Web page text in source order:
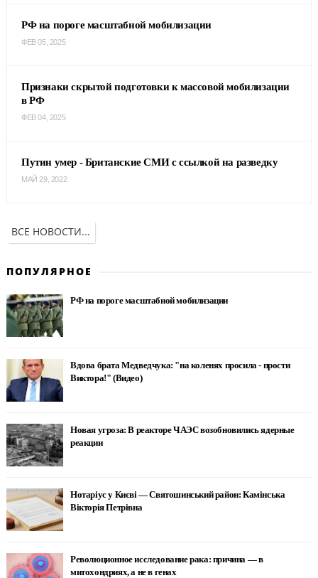
РФ на пороге масштабной мобилизации
ФЕВ 05, 2025
Признаки скрытой подготовки к массовой мобилизации
в РФ
ФЕВ 04, 2025
Путин умер - Британские СМИ с ссылкой на разведку
МАЙ 29, 2022
ВСЕ НОВОСТИ...
ПОПУЛЯРНОЕ
РФ на пороге масштабной мобилизации
Вдова брата Медведчука: "на коленях просила - прости
Виктора!" (Видео)
Новая угроза: В реакторе ЧАЭС возобновились ядерные
реакции
Нотаріус у Києві — Святошинський район: Камінська
Вікторія Петрівна
Революционное исследование рака: причина — в
митохондриях, а не в генах